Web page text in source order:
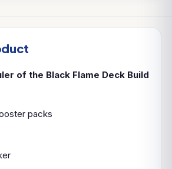
of the Black Flame Deck Build
packs